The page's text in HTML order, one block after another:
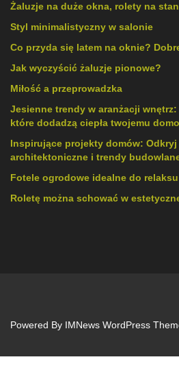
Żaluzje na duże okna, rolety na
Styl minimalistyczny w salonie
Co przyda się latem na oknie?
Jak wyczyścić żaluzje pionowe?
Miłość a przeprowadzka
Jesienne trendy w aranżacji
które dodadzą ciepła twojemu
Inspirujące projekty domów:
architektoniczne i trendy
Fotele ogrodowe idealne do
Roletę można schować w
Powered By IMNews WordPress